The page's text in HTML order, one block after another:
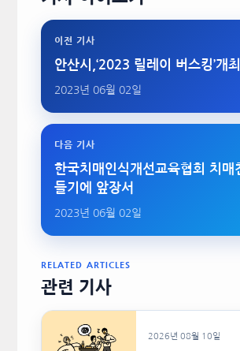
이전 기사
안산시,‘2023 릴레이 버스킹’개최
2023년 06월 02일
다음 기사
한국치매인식개선교육협회 치매
들기에 앞장서
2023년 06월 02일
RELATED ARTICLES
관련 기사
2026년 08월 10일